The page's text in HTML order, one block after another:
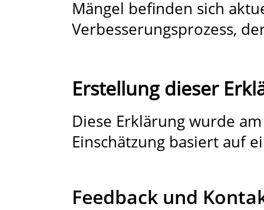
Mängel befinden sich
Verbesserungsprozess,
Erstellung dieser
Diese Erklärung wurde
Einschätzung basiert auf
Feedback und